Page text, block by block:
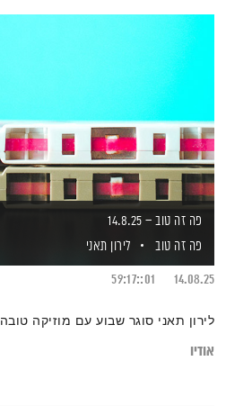
פה זה טוב – 14.8.25
פה זה טוב
לירון תאני
14.08.25
01::59:17
לירון תאני סוגר שבוע עם מוזיקה טובה
אודיו